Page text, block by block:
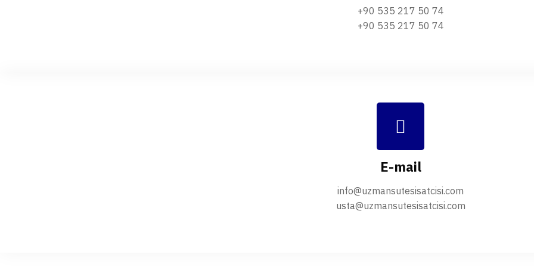
+90 535 217 50 74
+90 535 217 50 74
E-mail
info@uzmansutesisatcisi.com
usta@uzmansutesisatcisi.com